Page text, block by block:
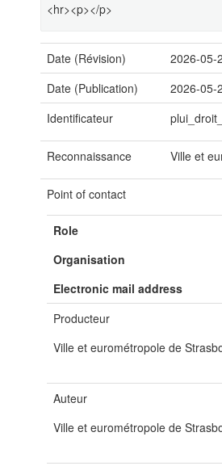
<hr><p></p>
Date (Révision)
2026-05-
Date (Publication)
2026-05-
Identificateur
Reconnaissance Ville et
Point of contact
Role
Organisation
Electronic mail address
Producteur
Ville et eurométropole de
Auteur
Ville et eurométropole de